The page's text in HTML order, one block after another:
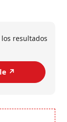
resultados
↗️